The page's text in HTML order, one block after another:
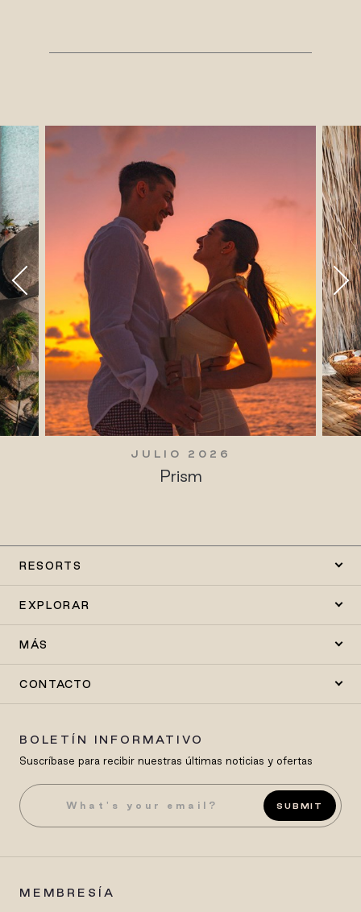
JULIO 2026
Prism
RESORTS
EXPLORAR
MÁS
CONTACTO
BOLETÍN INFORMATIVO
Suscríbase para recibir nuestras últimas noticias y ofertas
SUBMIT
MEMBRESÍA